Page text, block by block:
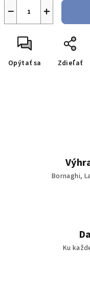
+
−
Opýtať sa Zdieľať
Bornaghi,
Ku